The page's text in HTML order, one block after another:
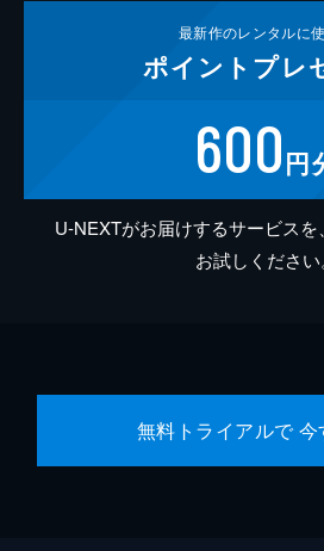
最新作のレンタルに
ポイント プレ
600円
U-NEXTがお届けするサービスを
お試しください
無料トライアルで 今